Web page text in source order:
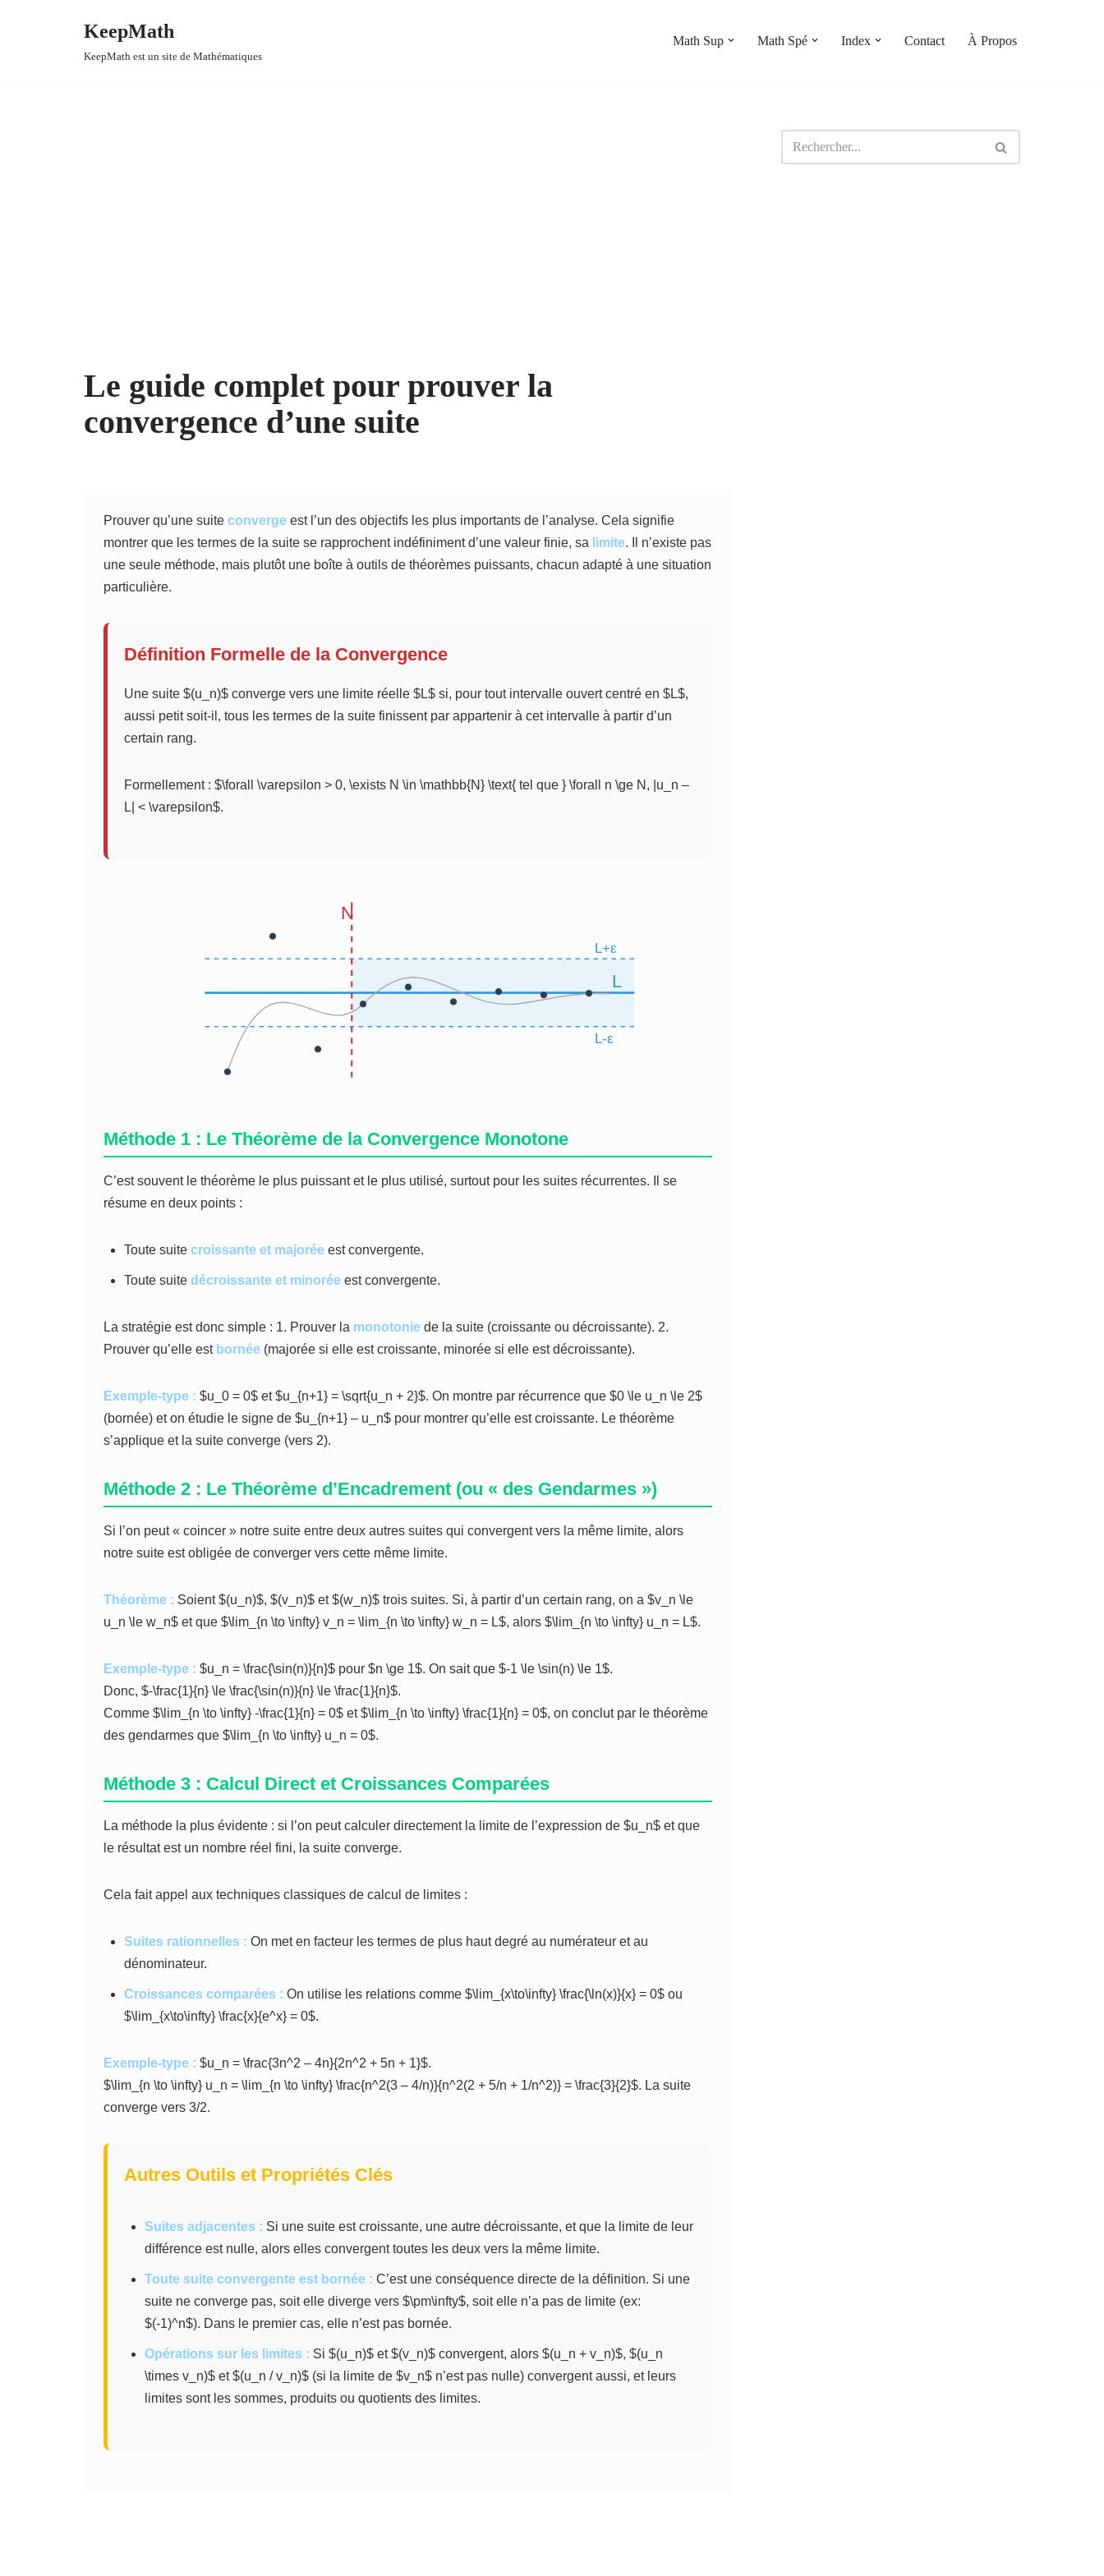
KeepMath
KeepMath est un site de Mathématiques
Math Sup Math Spé Index Contact À Propos
Le guide complet pour prouver la
convergence d’une suite
Prouver qu’une suite converge est l’un des objectifs les plus importants de l’analyse. Cela signifie
montrer que les termes de la suite se rapprochent indéfiniment d’une valeur finie, sa limite. Il n’existe pas
une seule méthode, mais plutôt une boîte à outils de théorèmes puissants, chacun adapté à une situation
particulière.
Définition Formelle de la Convergence
Une suite $(u_n)$ converge vers une limite réelle $L$ si, pour tout intervalle ouvert centré en $L$,
aussi petit soit-il, tous les termes de la suite finissent par appartenir à cet intervalle à partir d’un
certain rang.
Formellement : $\forall \varepsilon > 0, \exists N \in \mathbb{N} \text{ tel que } \forall n \ge N, |u_n –
L| < \varepsilon$.
L
L+ε
L-ε
N
Méthode 1 : Le Théorème de la Convergence Monotone
C’est souvent le théorème le plus puissant et le plus utilisé, surtout pour les suites récurrentes. Il se
résume en deux points :
Toute suite croissante et majorée est convergente.
Toute suite décroissante et minorée est convergente.
La stratégie est donc simple : 1. Prouver la monotonie de la suite (croissante ou décroissante). 2.
Prouver qu’elle est bornée (majorée si elle est croissante, minorée si elle est décroissante).
Exemple-type : $u_0 = 0$ et $u_{n+1} = \sqrt{u_n + 2}$. On montre par récurrence que $0 \le u_n \le 2$
(bornée) et on étudie le signe de $u_{n+1} – u_n$ pour montrer qu’elle est croissante. Le théorème
s’applique et la suite converge (vers 2).
Méthode 2 : Le Théorème d’Encadrement (ou « des Gendarmes »)
Si l’on peut « coincer » notre suite entre deux autres suites qui convergent vers la même limite, alors
notre suite est obligée de converger vers cette même limite.
Théorème : Soient $(u_n)$, $(v_n)$ et $(w_n)$ trois suites. Si, à partir d’un certain rang, on a $v_n \le
u_n \le w_n$ et que $\lim_{n \to \infty} v_n = \lim_{n \to \infty} w_n = L$, alors $\lim_{n \to \infty} u_n = L$.
Exemple-type : $u_n = \frac{\sin(n)}{n}$ pour $n \ge 1$. On sait que $-1 \le \sin(n) \le 1$.
Donc, $-\frac{1}{n} \le \frac{\sin(n)}{n} \le \frac{1}{n}$.
Comme $\lim_{n \to \infty} -\frac{1}{n} = 0$ et $\lim_{n \to \infty} \frac{1}{n} = 0$, on conclut par le théorème
des gendarmes que $\lim_{n \to \infty} u_n = 0$.
Méthode 3 : Calcul Direct et Croissances Comparées
La méthode la plus évidente : si l’on peut calculer directement la limite de l’expression de $u_n$ et que
le résultat est un nombre réel fini, la suite converge.
Cela fait appel aux techniques classiques de calcul de limites :
Suites rationnelles : On met en facteur les termes de plus haut degré au numérateur et au
dénominateur.
Croissances comparées : On utilise les relations comme $\lim_{x\to\infty} \frac{\ln(x)}{x} = 0$ ou
$\lim_{x\to\infty} \frac{x}{e^x} = 0$.
Exemple-type : $u_n = \frac{3n^2 – 4n}{2n^2 + 5n + 1}$.
$\lim_{n \to \infty} u_n = \lim_{n \to \infty} \frac{n^2(3 – 4/n)}{n^2(2 + 5/n + 1/n^2)} = \frac{3}{2}$. La suite
converge vers 3/2.
Autres Outils et Propriétés Clés
Suites adjacentes : Si une suite est croissante, une autre décroissante, et que la limite de leur
différence est nulle, alors elles convergent toutes les deux vers la même limite.
Toute suite convergente est bornée : C’est une conséquence directe de la définition. Si une
suite ne converge pas, soit elle diverge vers $\pm\infty$, soit elle n’a pas de limite (ex:
$(-1)^n$). Dans le premier cas, elle n’est pas bornée.
Opérations sur les limites : Si $(u_n)$ et $(v_n)$ convergent, alors $(u_n + v_n)$, $(u_n
\times v_n)$ et $(u_n / v_n)$ (si la limite de $v_n$ n’est pas nulle) convergent aussi, et leurs
limites sont les sommes, produits ou quotients des limites.